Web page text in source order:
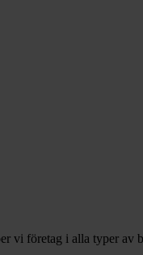
vi företag i alla typer av